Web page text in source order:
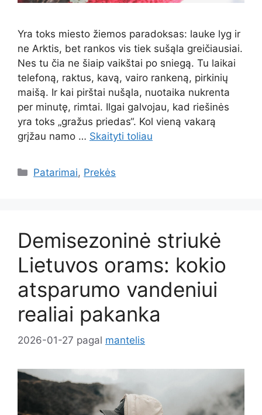
Yra toks miesto žiemos paradoksas: lauke lyg ir
ne Arktis, bet rankos vis tiek sušąla greičiausiai.
Nes tu čia ne šiaip vaikštai po sniegą. Tu laikai
telefoną, raktus, kavą, vairo rankeną, pirkinių
maišą. Ir kai pirštai nušąla, nuotaika nukrenta
per minutę, rimtai. Ilgai galvojau, kad riešinės
yra toks „gražus priedas“. Kol vieną vakarą
grįžau namo … Skaityti toliau
Kategorijos
Patarimai, Prekės
Demisezoninė striukė
Lietuvos orams: kokio
atsparumo vandeniui
realiai pakanka
2026-01-27 pagal mantelis